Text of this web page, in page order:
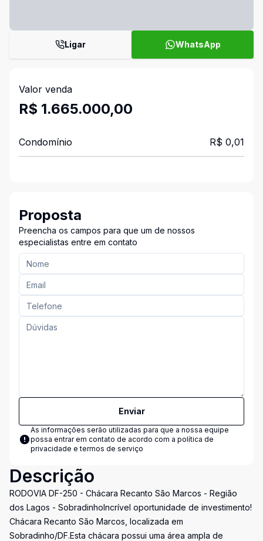
Ligar WhatsApp
Valor venda
R$ 1.665.000,00
Condomínio R$ 0,01
Proposta
Preencha os campos para que um de nossos
especialistas entre em contato
Enviar
As informações serão utilizadas para que a nossa equipe
possa entrar em contato de acordo com a política de
privacidade e termos de serviço
Descrição
RODOVIA DF-250 - Chácara Recanto São Marcos - Região
dos Lagos - SobradinhoIncrível oportunidade de investimento!
Chácara Recanto São Marcos, localizada em
Sobradinho/DF.Esta chácara possui uma área ampla de